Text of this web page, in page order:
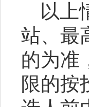
以上
站、最
的为准
限的按